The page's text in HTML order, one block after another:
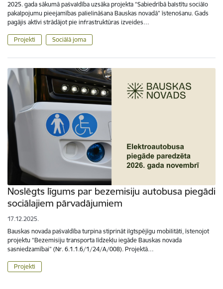
2025. gada sākumā pašvaldība uzsāka projekta “Sabiedrībā balstītu sociālo
pakalpojumu pieejamības palielināšana Bauskas novadā” īstenošanu. Gads
pagājis aktīvi strādājot pie infrastruktūras izveides…
Projekti Sociālā joma
Noslēgts līgums par bezemisiju autobusa piegādi
sociālajiem pārvadājumiem
17.12.2025.
Bauskas novada pašvaldība turpina stiprināt ilgtspējīgu mobilitāti, īstenojot
projektu “Bezemisiju transporta līdzekļu iegāde Bauskas novada
sasniedzamībai” (Nr. 6.1.1.6/1/24/A/008). Projektā…
Projekti